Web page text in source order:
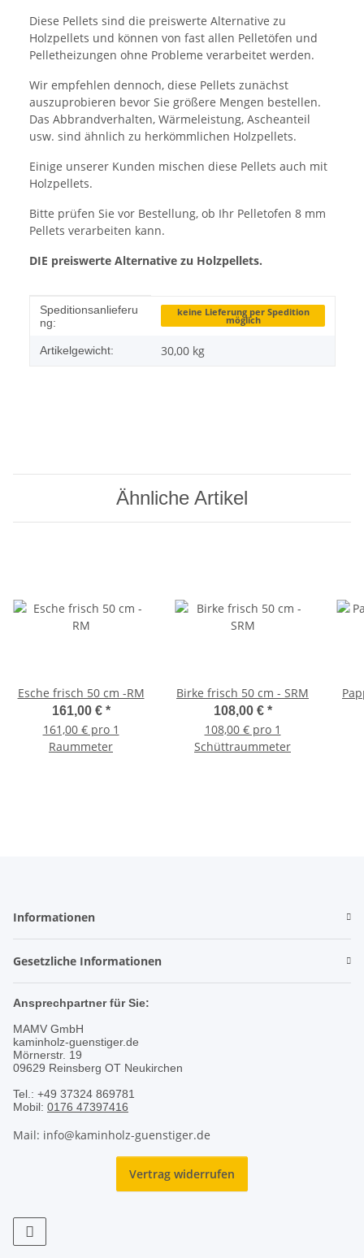
Diese Pellets sind die preiswerte Alternative zu
Holzpellets und können von fast allen Pelletöfen und
Pelletheizungen ohne Probleme verarbeitet werden.
Wir empfehlen dennoch, diese Pellets zunächst
auszuprobieren bevor Sie größere Mengen bestellen.
Das Abbrandverhalten, Wärmeleistung, Ascheanteil
usw. sind ähnlich zu herkömmlichen Holzpellets.
Einige unserer Kunden mischen diese Pellets auch mit
Holzpellets.
Bitte prüfen Sie vor Bestellung, ob Ihr Pelletofen 8 mm
Pellets verarbeiten kann.
DIE preiswerte Alternative zu Holzpellets.
Produkteigenschaft
Wert
Speditionsanlieferu
ng:
keine Lieferung per Spedition
möglich
Artikelgewicht: 30,00 kg
Ähnliche Artikel
Esche frisch 50 cm -RM
161,00 € *
161,00 € pro 1
Raummeter
Birke frisch 50 cm - SRM
108,00 € *
108,00 € pro 1
Schüttraummeter
Informationen
Gesetzliche Informationen
Ansprechpartner für Sie:
MAMV GmbH
kaminholz-guenstiger.de
Mörnerstr. 19
09629 Reinsberg OT Neukirchen
Tel.: +49 37324 869781
Mobil: 0176 47397416
Mail: info@kaminholz-guenstiger.de
Vertrag widerrufen